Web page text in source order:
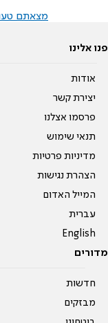
מצאתם
פנו אלינו
אודות
יצירת קשר
פרסמו אצלנו
תנאי שימוש
מדיניות פרטיות
הצהרת נגישות
המייל האדום
עברית
English
מדורים
חדשות
מבזקים